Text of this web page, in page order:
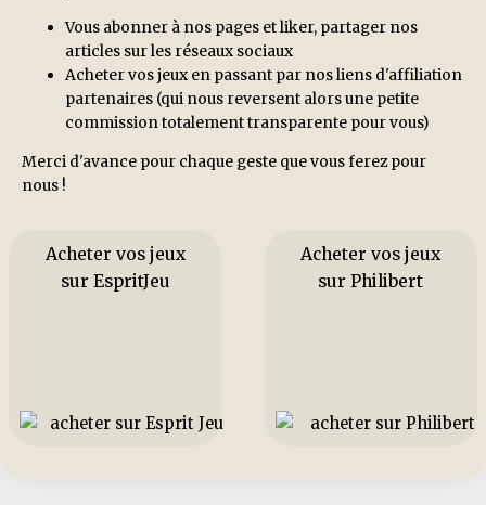
Vous abonner à nos pages et liker, partager nos
articles sur les réseaux sociaux
Acheter vos jeux en passant par nos liens d'affiliation
partenaires (qui nous reversent alors une petite
commission totalement transparente pour vous)
Merci d'avance pour chaque geste que vous ferez pour
nous !
Acheter vos jeux
sur EspritJeu
Acheter vos jeux
sur Philibert